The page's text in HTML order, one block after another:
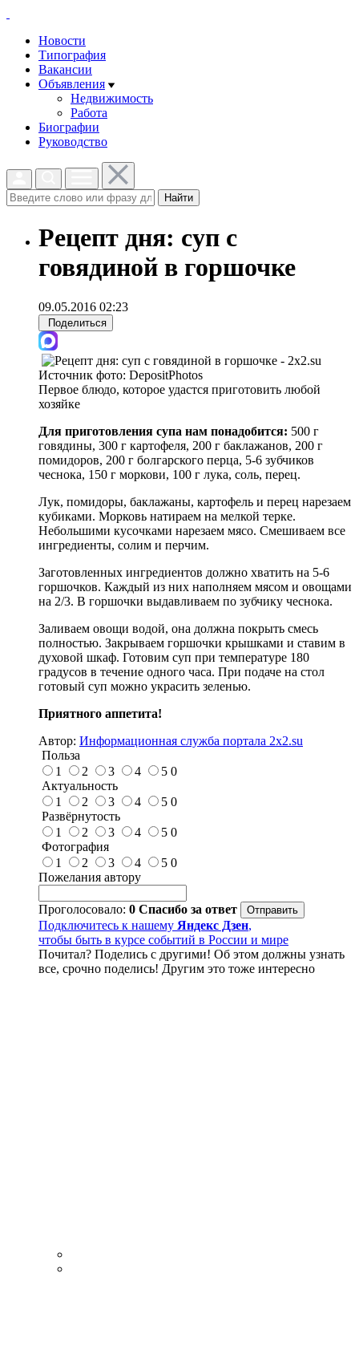
Новости
Типография
Вакансии
Объявления
Недвижимость
Работа
Биографии
Руководство
Найти
Рецепт дня: суп с
говядиной в горшочке
09.05.2016 02:23
Поделиться
Источник фото: DepositPhotos
Первое блюдо, которое удастся приготовить любой
хозяйке
Для приготовления супа нам понадобится: 500 г
говядины, 300 г картофеля, 200 г баклажанов, 200 г
помидоров, 200 г болгарского перца, 5-6 зубчиков
чеснока, 150 г моркови, 100 г лука, соль, перец.
Лук, помидоры, баклажаны, картофель и перец нарезаем
кубиками. Морковь натираем на мелкой терке.
Небольшими кусочками нарезаем мясо. Смешиваем все
ингредиенты, солим и перчим.
Заготовленных ингредиентов должно хватить на 5-6
горшочков. Каждый из них наполняем мясом и овощами
на 2/3. В горшочки выдавливаем по зубчику чеснока.
Заливаем овощи водой, она должна покрыть смесь
полностью. Закрываем горшочки крышками и ставим в
духовой шкаф. Готовим суп при температуре 180
градусов в течение одного часа. При подаче на стол
готовый суп можно украсить зеленью.
Приятного аппетита!
Автор: Информационная служба портала 2x2.su
Польза
1
2 3 4 5 0
Актуальность
1
2 3 4 5 0
Развёрнутость
1
2 3 4 5 0
Фотография
1
2 3 4 5 0
Пожелания автору
Проголосовало: 0 Спасибо за ответ
Подключитесь к нашему Яндекс Дзен,
чтобы быть в курсе событий в России и мире
Почитал? Поделись с другими! Об этом должны узнать
все, срочно поделись! Другим это тоже интересно